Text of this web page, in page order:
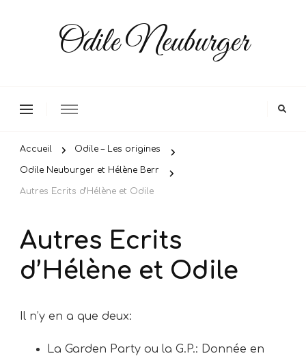
Odile Neuburger
Accueil Odile – Les origines
Odile Neuburger et Hélène Berr
Autres Ecrits d’Hélène et Odile
Autres Ecrits
d’Hélène et Odile
Il n’y en a que deux:
La Garden Party ou la G.P.: Donnée en